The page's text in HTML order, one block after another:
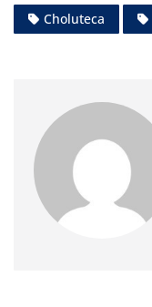
Choluteca